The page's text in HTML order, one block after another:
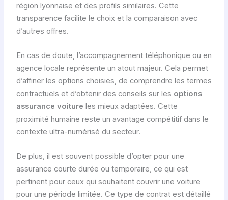
région lyonnaise et des profils similaires. Cette
transparence facilite le choix et la comparaison avec
d’autres offres.
En cas de doute, l’accompagnement téléphonique ou en
agence locale représente un atout majeur. Cela permet
d’affiner les options choisies, de comprendre les termes
contractuels et d’obtenir des conseils sur les options
assurance voiture les mieux adaptées. Cette
proximité humaine reste un avantage compétitif dans le
contexte ultra-numérisé du secteur.
De plus, il est souvent possible d’opter pour une
assurance courte durée ou temporaire, ce qui est
pertinent pour ceux qui souhaitent couvrir une voiture
pour une période limitée. Ce type de contrat est détaillé